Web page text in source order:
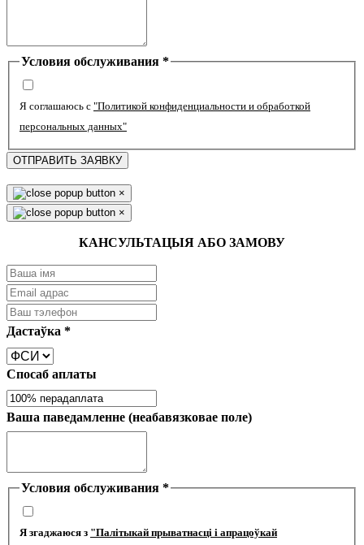
Условия обслуживания *
Я соглашаюсь с "Политикой конфиденциальности и обработкой
персональных данных"
ОТПРАВИТЬ ЗАЯВКУ
×
×
КАНСУЛЬТАЦЫЯ АБО ЗАМОВУ
Дастаўка *
Спосаб аплаты
Ваша паведамленне (неабавязковае поле)
Условия обслуживания *
Я згаджаюся з "Палітыкай прыватнасці і апрацоўкай